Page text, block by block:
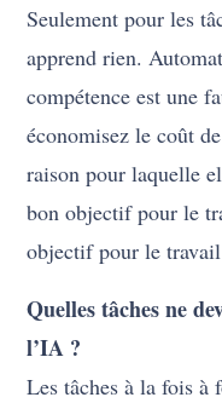
Seulement pour les
apprend rien.
compétence est une
économisez le coût
raison pour laquelle
bon objectif pour le
objectif pour le
Quelles tâches ne
l’IA ?
Les tâches à la fois à